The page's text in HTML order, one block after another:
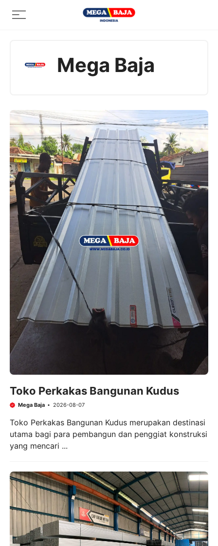
Menu
Mega Baja
Toko Perkakas Bangunan Kudus
Mega Baja 2026-08-07
Toko Perkakas Bangunan Kudus merupakan destinasi
utama bagi para pembangun dan penggiat konstruksi
yang mencari ...